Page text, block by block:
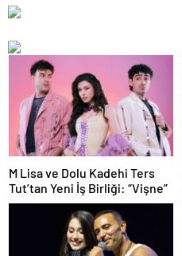
M Lisa ve Dolu Kadehi Ters
Tut’tan Yeni İş Birliği: “Vişne”